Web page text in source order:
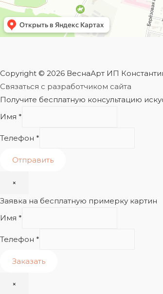
Copyright © 2026 ВеснаАрт ИП
Связаться с разработчиком сайта
Получите бесплатную консультацию
Имя *
Телефон *
Отправить
×
Заявка на бесплатную примерку картин
Имя *
Телефон *
Заказать
×